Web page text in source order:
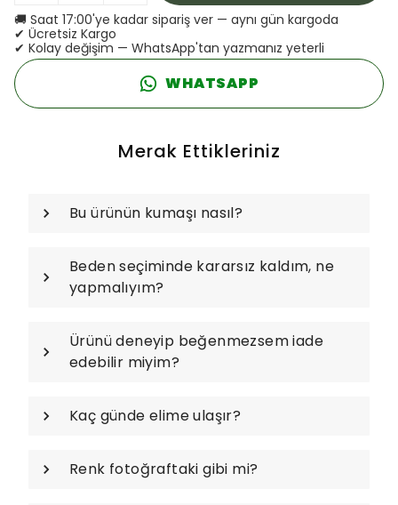
🚚 Saat 17:00'ye kadar sipariş ver — aynı gün kargoda
✔ Ücretsiz Kargo
✔ Kolay değişim — WhatsApp'tan yazmanız yeterli
WHATSAPP
Merak Ettikleriniz
Bu ürünün kumaşı nasıl?
Beden seçiminde kararsız kaldım, ne
yapmalıyım?
Ürünü deneyip beğenmezsem iade
edebilir miyim?
Kaç günde elime ulaşır?
Renk fotoğraftaki gibi mi?